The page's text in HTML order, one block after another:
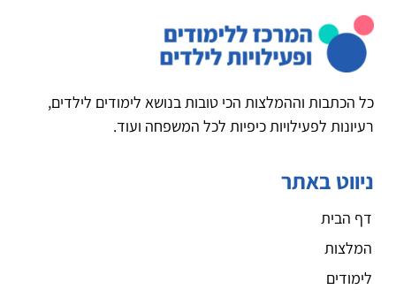
כל הכתבות וההמלצות הכי טובות בנושא לימודים לילדים,
רעיונות לפעילויות כיפיות לכל המשפחה ועוד.
ניווט באתר
דף הבית
המלצות
לימודים